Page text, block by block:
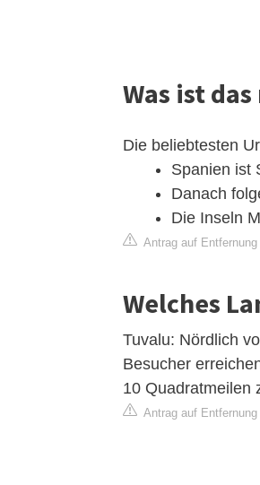
Was ist
Die beliebtesten
Spanien ist
Danach
Die Inseln
Antrag auf
Welches
Tuvalu: Nördlich
Besucher
10 Quadratmeilen
Antrag auf